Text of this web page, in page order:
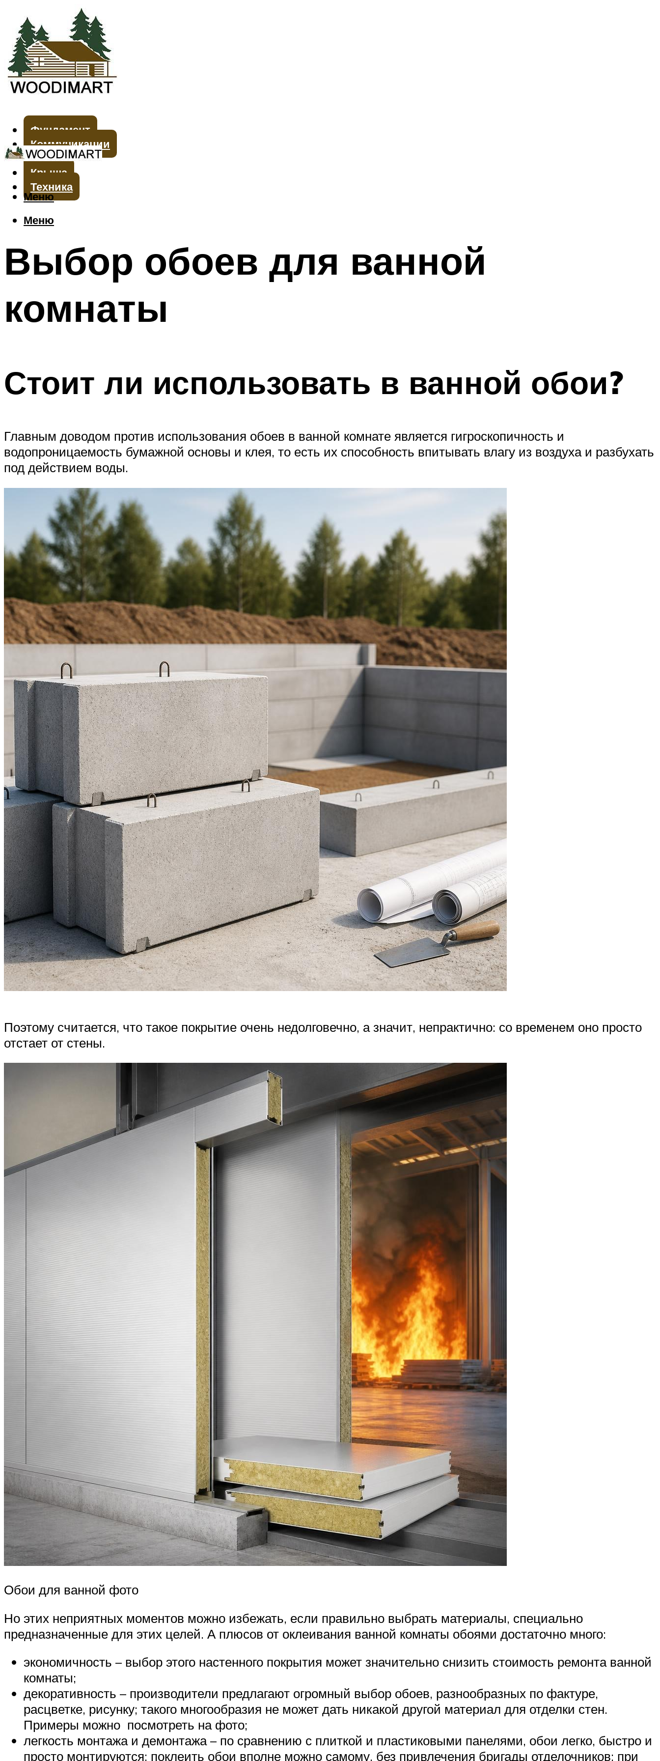
Фундамент
Коммуникации
Стены
Крыша
Техника
Меню
Меню
Выбор обоев для ванной
комнаты
Стоит ли использовать в ванной обои?
Главным доводом против использования обоев в ванной комнате является гигроскопичность и
водопроницаемость бумажной основы и клея, то есть их способность впитывать влагу из воздуха и разбухать
под действием воды.
Поэтому считается, что такое покрытие очень недолговечно, а значит, непрактично: со временем оно просто
отстает от стены.
Обои для ванной фото
Но этих неприятных моментов можно избежать, если правильно выбрать материалы, специально
предназначенные для этих целей. А плюсов от оклеивания ванной комнаты обоями достаточно много:
экономичность – выбор этого настенного покрытия может значительно снизить стоимость ремонта ванной
комнаты;
декоративность – производители предлагают огромный выбор обоев, разнообразных по фактуре,
расцветке, рисунку; такого многообразия не может дать никакой другой материал для отделки стен.
Примеры можно посмотреть на фото;
легкость монтажа и демонтажа – по сравнению с плиткой и пластиковыми панелями, обои легко, быстро и
просто монтируются; поклеить обои вполне можно самому, без привлечения бригады отделочников; при